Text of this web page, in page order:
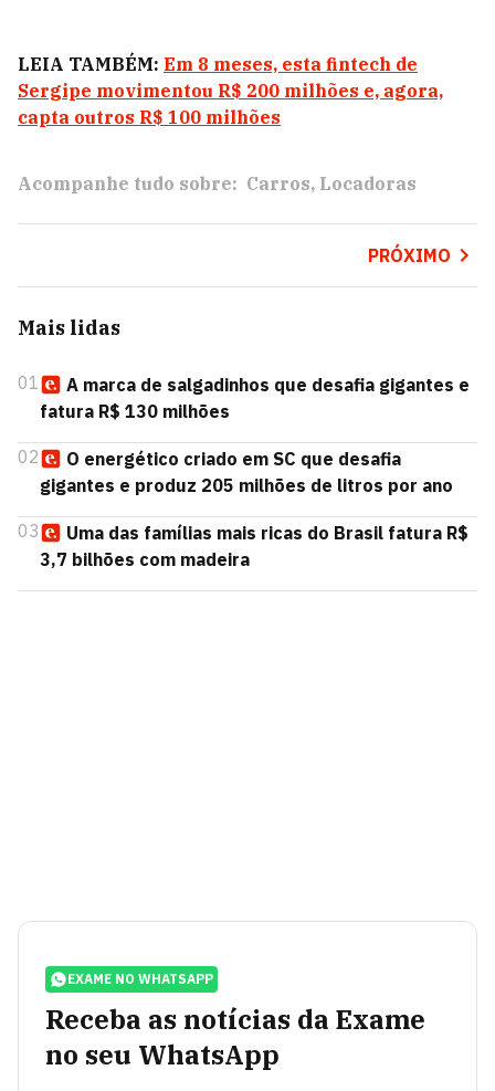
LEIA TAMBÉM: Em 8 meses, esta fintech de
Sergipe movimentou R$ 200 milhões e, agora,
capta outros R$ 100 milhões
Acompanhe tudo sobre: Carros Locadoras
PRÓXIMO
Mais lidas
01
A marca de salgadinhos que desafia gigantes e
fatura R$ 130 milhões
02
O energético criado em SC que desafia
gigantes e produz 205 milhões de litros por ano
03
Uma das famílias mais ricas do Brasil fatura R$
3,7 bilhões com madeira
EXAME NO WHATSAPP
Receba as notícias da Exame
no seu WhatsApp